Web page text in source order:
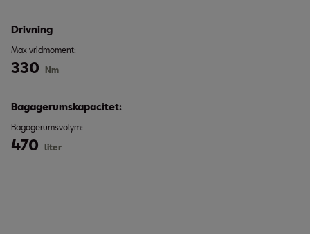
Drivning
Max vridmoment:
330 Nm
Bagagerumskapacitet:
Bagagerumsvolym:
470 liter